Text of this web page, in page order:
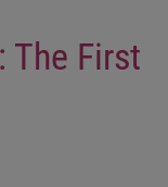
The First